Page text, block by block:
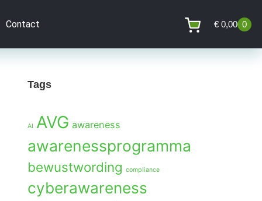
Contact € 0,00 0
Tags
AI AVG awareness
awarenessprogramma
bewustwording compliance
cyberawareness